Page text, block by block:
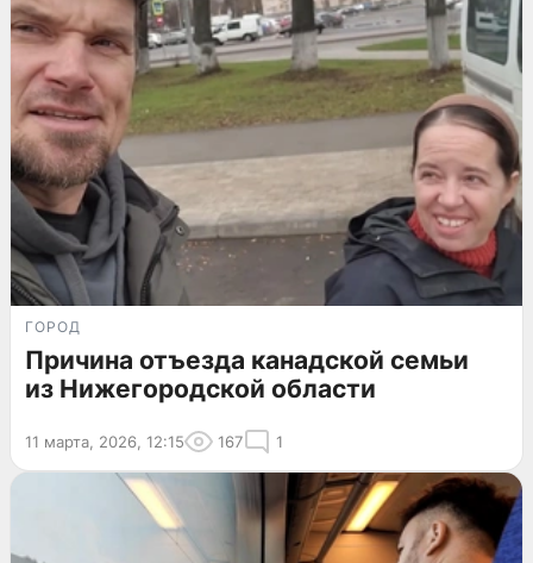
ГОРОД
Причина отъезда канадской семьи
из Нижегородской области
11 марта, 2026, 12:15 167 1